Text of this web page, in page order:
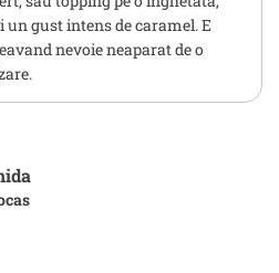
gust intens de caramel. E
nevoie neaparat de o